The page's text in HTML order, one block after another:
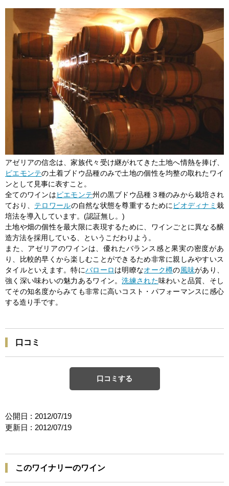
アゼリアの信念は、家族代々受け継がれてきた土地へ情熱を捧げ、
ピエモンテの土着ブドウ品種のみで土地の個性を均整の取れたワイ
ンとして見事に表すこと。
全てのワインはピエモンテ州の黒ブドウ品種３種のみから栽培され
ており、 テロワールの自然な状態を尊重するために ビオディナミ栽
培法を導入しています。(認証無し。)
土地や畑の個性を最大限に表現するために、ワインごとに異なる醸
造方法を採用している、というこだわりよう。
また、アゼリアのワインは、優れたバランス感と果実の密度があ
り、比較的早くから楽しむことができるため非常に親しみやすいス
タイルといえます。特にバローロは明瞭なオーク樽の風味があり、
強く深い味わいの魅力あるワイン。洗練された味わいと品質、そし
てその知名度からみても非常に高いコスト・パフォーマンスに感心
する造り手です。
口コミ
口コミする
公開日 : 2012/07/19
更新日 : 2012/07/19
このワイナリーのワイン